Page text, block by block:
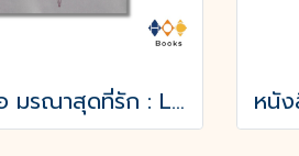
หนังสือ มรณาสุดที่รัก : La Morte amoureuse